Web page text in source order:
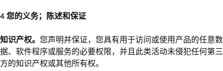
您的义务；陈述和保证
知识产权。 您声明并保证，您具有用于访问或使用产品的任意数
据、软件程序或服务的必要权限，并且此类活动未侵犯任何第三
方的知识产权或其他所有权。